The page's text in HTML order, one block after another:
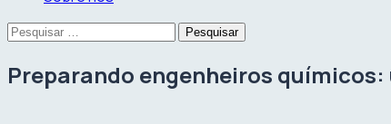
Pesquisar
Preparando engenheiros